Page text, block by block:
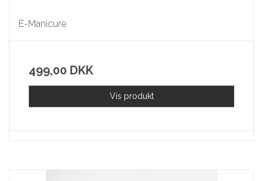
E-Manicure
499,00 DKK
Vis produkt